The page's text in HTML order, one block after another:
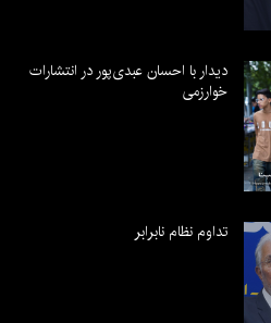
دیدار با احسان عبدی‌پور در انتشارات
خوارزمی
تداوم نظام نابرابر